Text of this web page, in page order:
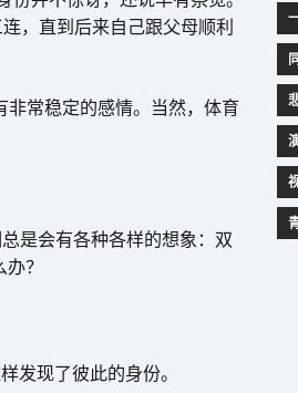
，直到后来自己跟父母顺利
非常稳定的感情。当然，体育
是会有各种各样的想象：双
？
发现了彼此的身份。